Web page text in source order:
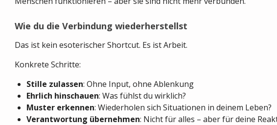
Wie du die Verbindung wiederherstellst
Das ist kein esoterischer Shortcut. Es ist Arbeit.
Konkrete Schritte:
Stille zulassen: Ohne Input, ohne Ablenkung
Ehrlich hinschauen: Was fühlst du wirklich?
Muster erkennen: Wiederholen sich Situationen in deinem Leben?
Verantwortung übernehmen: Nicht für alles – aber für deine